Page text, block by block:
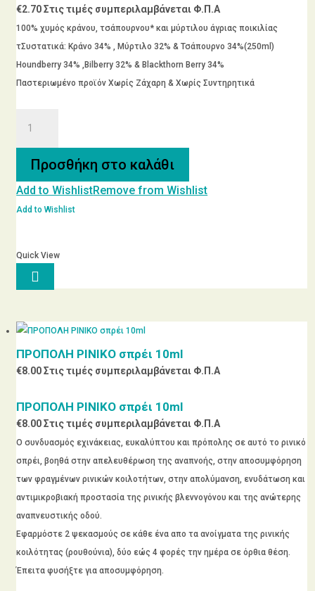
επιλεγούν
στη
σελίδα
του
προϊόντος
€2.70 Στις τιμές συμπεριλαμβάνεται Φ.Π.Α
100% χυμός κράνου, τσάπουρνου* και μύρτιλου άγριας ποικιλίας
τΣυστατικά: Κράνο 34% , Μύρτιλο 32% & Τσάπουρνο 34%(250ml)
Houndberry 34% ,Bilberry 32% & Blackthorn Berry 34%
Παστεριωμένο προϊόν Χωρίς Ζάχαρη & Χωρίς Συντηρητικά
ΤΣΑΠΟΥΡΝΟ
ποσότητα
Προσθήκη στο καλάθι
Add to WishlistRemove from Wishlist
Add to Wishlist
Quick View

ΠΡΟΠΟΛΗ ΡΙΝΙΚΟ σπρέι 10ml
€8.00 Στις τιμές συμπεριλαμβάνεται Φ.Π.Α
ΠΡΟΠΟΛΗ ΡΙΝΙΚΟ σπρέι 10ml
€8.00 Στις τιμές συμπεριλαμβάνεται Φ.Π.Α
Ο συνδυασμός εχινάκειας, ευκαλύπτου και πρόπολης σε αυτό το ρινικό
σπρέι, βοηθά στην απελευθέρωση της αναπνοής, στην αποσυμφόρηση
των φραγμένων ρινικών κοιλοτήτων, στην απολύμανση, ενυδάτωση και
αντιμικροβιακή προστασία της ρινικής βλεννογόνου και της ανώτερης
αναπνευστικής οδού.
Εφαρμόστε 2 ψεκασμούς σε κάθε ένα απο τα ανοίγματα της ρινικής
κοιλότητας (ρουθούνια), δύο εώς 4 φορές την ημέρα σε όρθια θέση.
Έπειτα φυσήξτε για αποσυμφόρηση.